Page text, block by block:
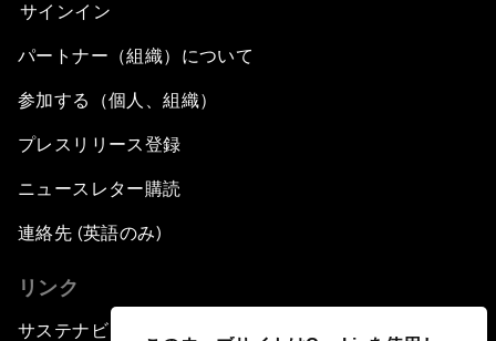
サインイン
パートナー（組織）について
参加する（個人、組織）
プレスリリース登録
ニュースレター購読
連絡先 (英語のみ)
リンク
サステナビリティへの取り組み